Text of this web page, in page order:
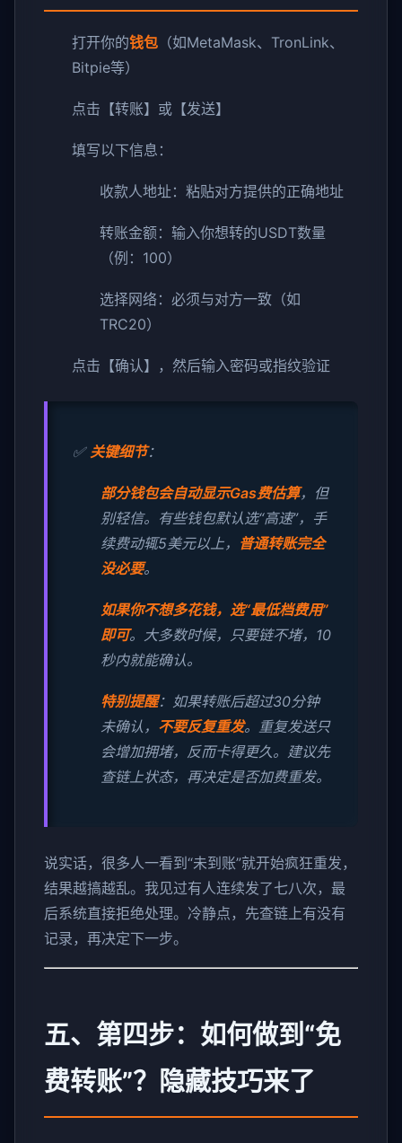
打开你的钱包 （如MetaMask、TronLink、
Bitpie等）
点击【转账】或【发送】
填写以下信息：
收款人地址：粘贴对方提供的正确地址
转账金额：输入你想转的USDT数量
（例：100）
选择网络：必须与对方一致（如
TRC20）
点击【确认】，然后输入密码或指纹验证
✅关键细节：
部分钱包会自动显示Gas费估算，但
别轻信。有些钱包默认选“高速”，手
续费动辄5美元以上， 普通转账完全
没必要。
如果你不想多花钱，选“最低档费用”
即可。大多数时候，只要链不堵，10
秒内就能确认。
特别提醒：如果转账后超过30分钟
未确认， 不要反复重发。重复发送只
会增加拥堵，反而卡得更久。建议先
查链上状态，再决定是否加费重发。
说实话，很多人一看到“未到账”就开始疯狂重发，
结果越搞越乱。我见过有人连续发了七八次，最
后系统直接拒绝处理。冷静点，先查链上有没有
记录，再决定下一步。
五、第四步：如何做到“免
费转账”？隐藏技巧来了